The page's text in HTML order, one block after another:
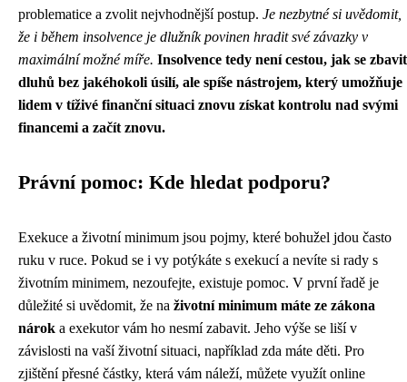
problematice a zvolit nejvhodnější postup. Je nezbytné si uvědomit,
že i během insolvence je dlužník povinen hradit své závazky v
maximální možné míře. Insolvence tedy není cestou, jak se zbavit
dluhů bez jakéhokoli úsilí, ale spíše nástrojem, který umožňuje
lidem v tíživé finanční situaci znovu získat kontrolu nad svými
financemi a začít znovu.
Právní pomoc: Kde hledat podporu?
Exekuce a životní minimum jsou pojmy, které bohužel jdou často
ruku v ruce. Pokud se i vy potýkáte s exekucí a nevíte si rady s
životním minimem, nezoufejte, existuje pomoc. V první řadě je
důležité si uvědomit, že na životní minimum máte ze zákona
nárok a exekutor vám ho nesmí zabavit. Jeho výše se liší v
závislosti na vaší životní situaci, například zda máte děti. Pro
zjištění přesné částky, která vám náleží, můžete využít online